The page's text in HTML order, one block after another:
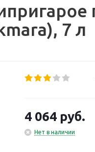
7 л
4 064 руб.
Нет в наличии